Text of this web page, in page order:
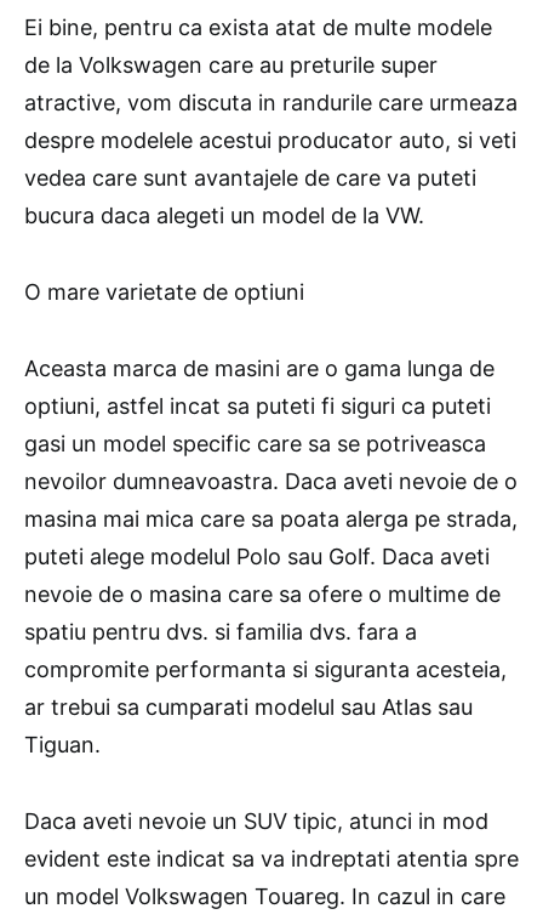
Ei bine, pentru ca exista atat de multe modele
de la Volkswagen care au preturile super
atractive, vom discuta in randurile care urmeaza
despre modelele acestui producator auto, si veti
vedea care sunt avantajele de care va puteti
bucura daca alegeti un model de la VW.
O mare varietate de optiuni
Aceasta marca de masini are o gama lunga de
optiuni, astfel incat sa puteti fi siguri ca puteti
gasi un model specific care sa se potriveasca
nevoilor dumneavoastra. Daca aveti nevoie de o
masina mai mica care sa poata alerga pe strada,
puteti alege modelul Polo sau Golf. Daca aveti
nevoie de o masina care sa ofere o multime de
spatiu pentru dvs. si familia dvs. fara a
compromite performanta si siguranta acesteia,
ar trebui sa cumparati modelul sau Atlas sau
Tiguan.
Daca aveti nevoie un SUV tipic, atunci in mod
evident este indicat sa va indreptati atentia spre
un model Volkswagen Touareg. In cazul in care